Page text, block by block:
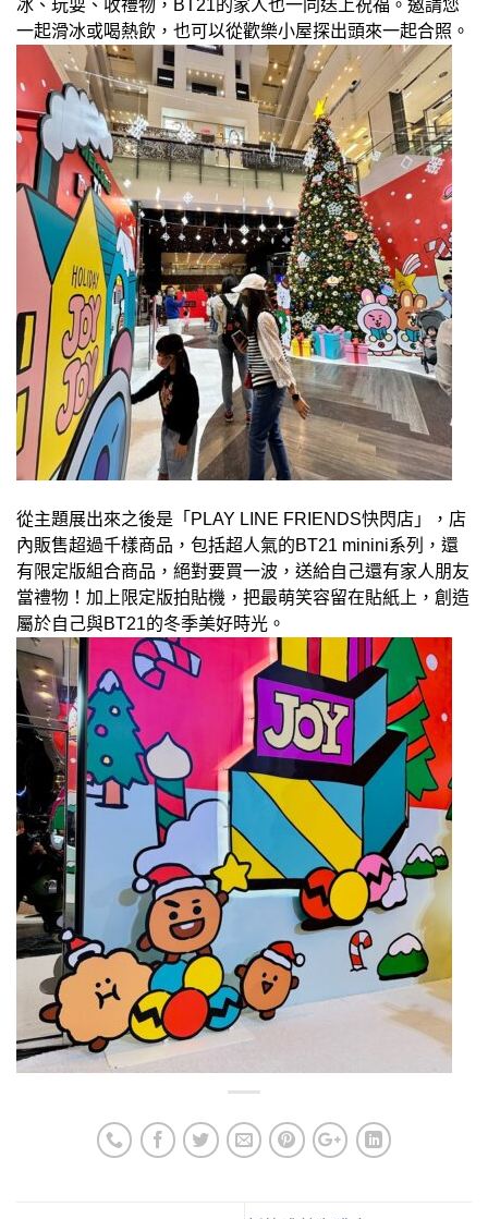
冰、玩耍、收禮物，BT21的家人也一同送上祝福。邀請您
一起滑冰或喝熱飲，也可以從歡樂小屋探出頭來一起合照。
從主題展出來之後是「PLAY LINE FRIENDS快閃店」，店
內販售超過千樣商品，包括超人氣的BT21 minini系列，還
有限定版組合商品，絕對要買一波，送給自己還有家人朋友
當禮物！加上限定版拍貼機，把最萌笑容留在貼紙上，創造
屬於自己與BT21的冬季美好時光。